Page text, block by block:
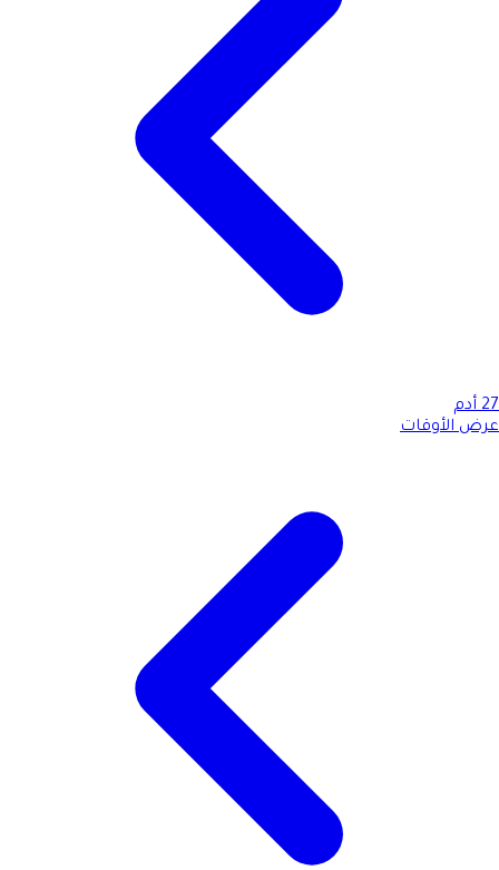
27 أدم
عرض الأوقات